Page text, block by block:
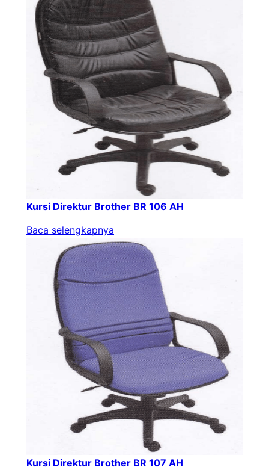
Kursi Direktur Brother BR 106 AH
Baca selengkapnya
Kursi Direktur Brother BR 107 AH